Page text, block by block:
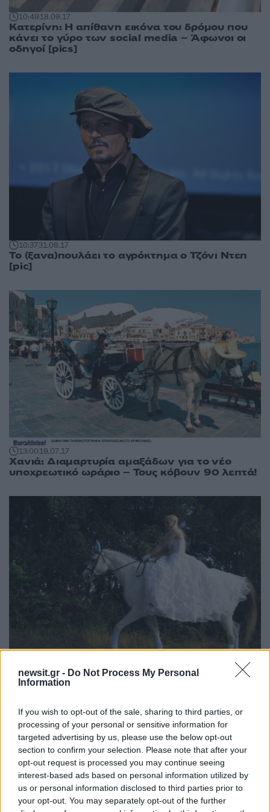
newsit.gr - Do Not Process My Personal
Information
If you wish to opt-out of the sale, sharing to third parties, or
processing of your personal or sensitive information for
targeted advertising by us, please use the below opt-out
section to confirm your selection. Please note that after your
opt-out request is processed you may continue seeing
interest-based ads based on personal information utilized by
us or personal information disclosed to third parties prior to
your opt-out. You may separately opt-out of the further
10:4918.09.17
Κατερίνη: Η απίθανη εικόνα του δρόμου που
κάνει το γύρο των social media – Άφωνοι οι
οδηγοί [pics]
10:3731.08.17
Το (ξανα)πουλάει το αγρόκτημα ο Τζόνι Ντεπ
[pic]
13:0019.07.17
Χανιά: Διαμαρτυρία αμαξάδων για το νέο
υποχρεωτικό ωράριο – Τους κόβουν 90 λεπτά!
18:3009.07.17
Γιάννενα: Γαμπρός και νύφη σε έναν
παραδόσεις [pics]